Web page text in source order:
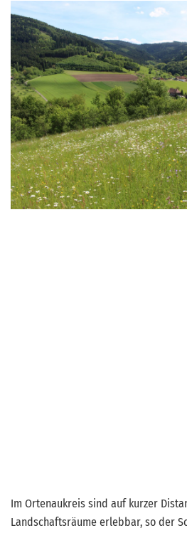
Im Ortenaukreis sind auf kurzer
Landschaftsräume erlebbar, so der